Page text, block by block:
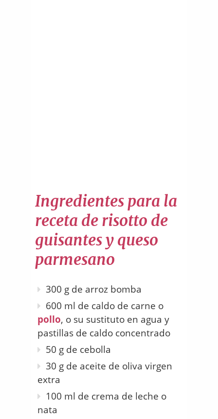
Ingredientes para la
receta de risotto de
guisantes y queso
parmesano
300 g de arroz bomba
600 ml de caldo de carne o
pollo, o su sustituto en agua y
pastillas de caldo concentrado
50 g de cebolla
30 g de aceite de oliva virgen
extra
100 ml de crema de leche o
nata